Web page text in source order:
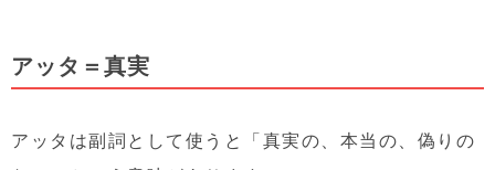
アッタ＝真実
アッタは副詞として使うと「真実の、本当の、偽りの